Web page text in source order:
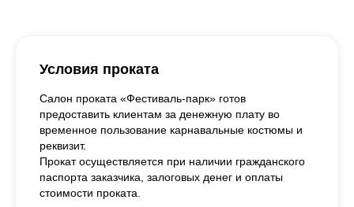
Условия проката
Салон проката «Фестиваль-парк» готов
предоставить клиентам за денежную плату во
временное пользование карнавальные костюмы и
реквизит.
Прокат осуществляется при наличии гражданского
паспорта заказчика, залоговых денег и оплаты
стоимости проката.